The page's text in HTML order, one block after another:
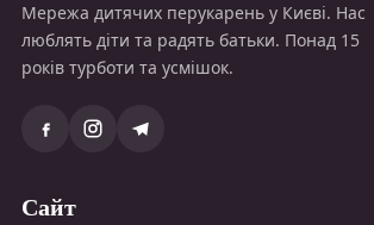
Мережа дитячих перукарень у Києві. Нас
люблять діти та радять батьки. Понад 15
років турботи та усмішок.
Сайт